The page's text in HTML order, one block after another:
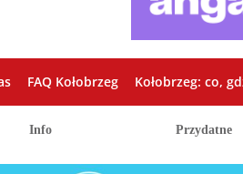
FAQ Kołobrzeg Kołobrzeg: co,
Info Przydatne